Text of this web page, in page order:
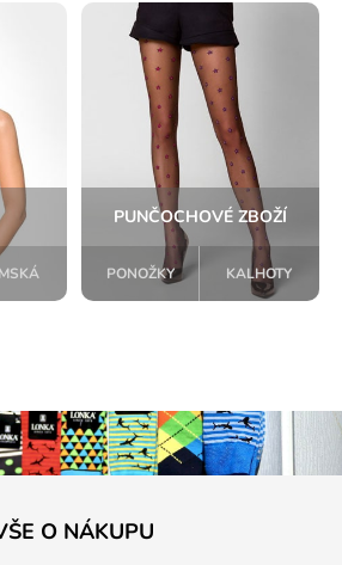
PUNČOCHOVÉ ZBOŽÍ
PONOŽKY KALHOTY
O NÁKUPU